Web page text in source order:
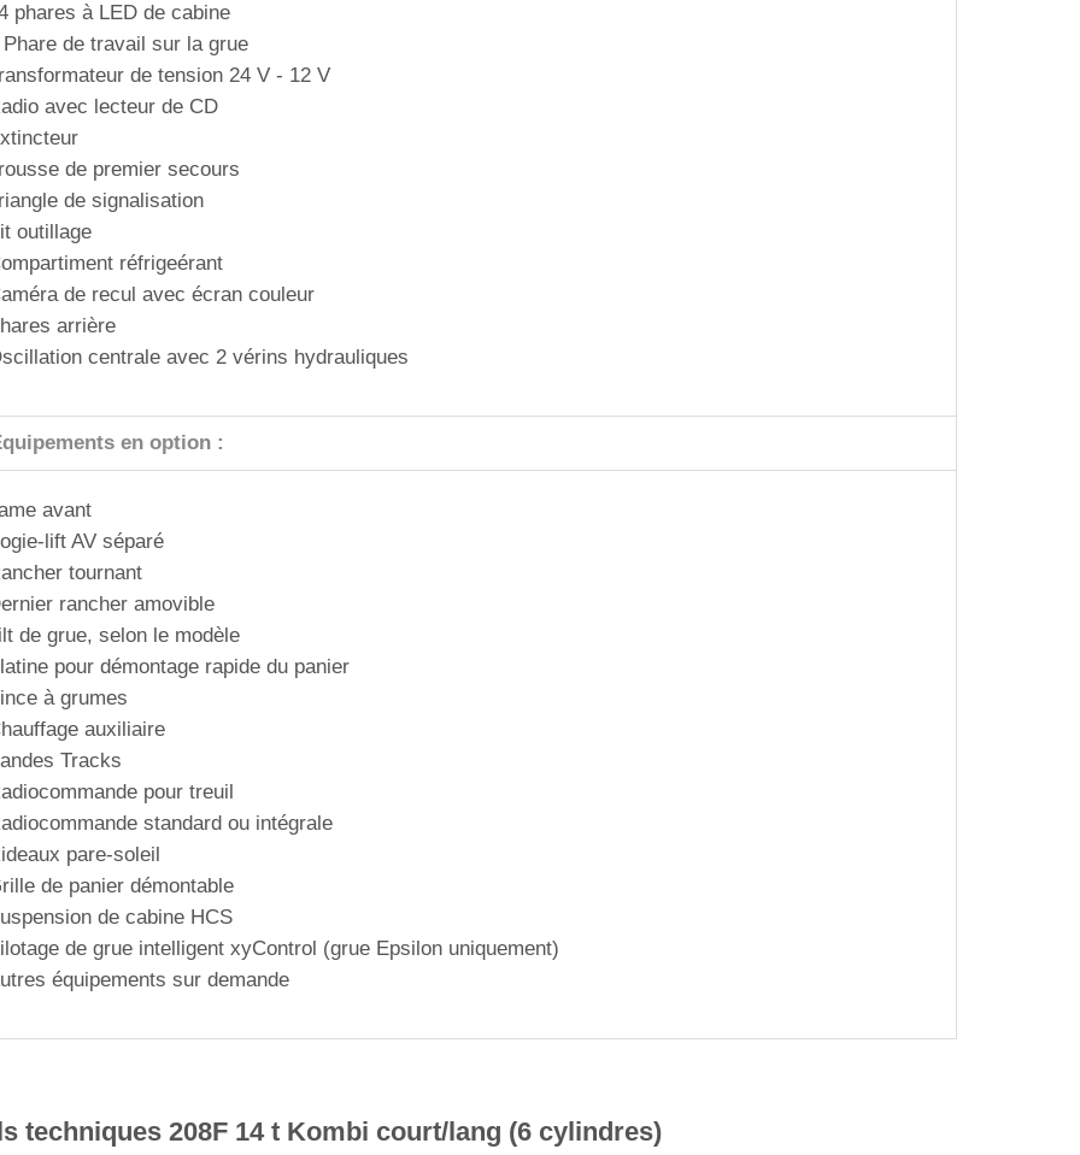
phares à LED de cabine
de travail sur la grue
de tension 24 V - 12 V
avec lecteur de CD
de premier secours
de signalisation
outillage
réfrigeérant
de recul avec écran couleur
arrière
centrale avec 2 vérins hydrauliques
en option :
avant
lift AV séparé
tournant
rancher amovible
de grue, selon le modèle
pour démontage rapide du panier
à grumes
auxiliaire
Tracks
pour treuil
standard ou intégrale
pare-soleil
de panier démontable
de cabine HCS
de grue intelligent xyControl (grue Epsilon uniquement)
équipements sur demande
techniques 208F 14 t Kombi court/lang (6 cylindres)